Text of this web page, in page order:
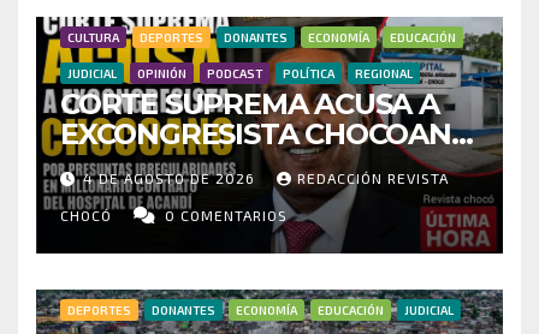
CULTURA DEPORTES DONANTES ECONOMÍA EDUCACIÓN
JUDICIAL OPINIÓN PODCAST POLÍTICA REGIONAL
CORTE SUPREMA ACUSA A
EXCONGRESISTA CHOCOANO
POR PRESUNTAS
IRREGULARIDADES EN
MILLONARIO CONTRATO DEL
HOSPITAL DE ACANDÍ
4 DE AGOSTO DE 2026 REDACCIÓN REVISTA
CHOCÓ 0 COMENTARIOS
DEPORTES DONANTES ECONOMÍA EDUCACIÓN JUDICIAL